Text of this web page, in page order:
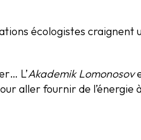
écologistes craignent
L’Akademik Lomonosov
aller fournir de l’énergie